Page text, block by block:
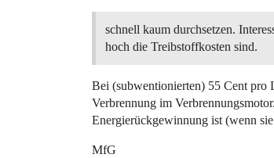
schnell kaum durchsetzen.
hoch die Treibstoffkosten sind.
Bei (subwentionierten) 55 Cent
Verbrennung im
Energierückgewinnung ist (wenn
MfG